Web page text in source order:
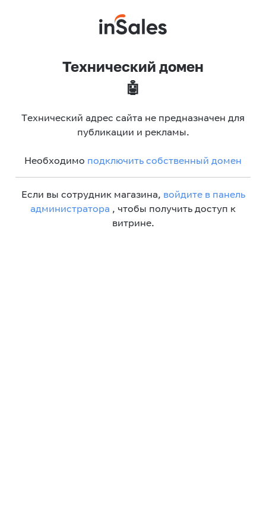
Технический домен
🤖
Технический адрес сайта не предназначен для
публикации и рекламы.
Необходимо подключить собственный домен
Если вы сотрудник магазина, войдите в панель
администратора , чтобы получить доступ к
витрине.